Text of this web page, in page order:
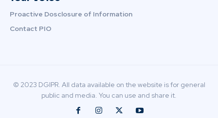
Proactive Dosclosure of Information
Contact PIO
© 2023 DGIPR. All data available on the website is for general
public and media. You can use and share it.